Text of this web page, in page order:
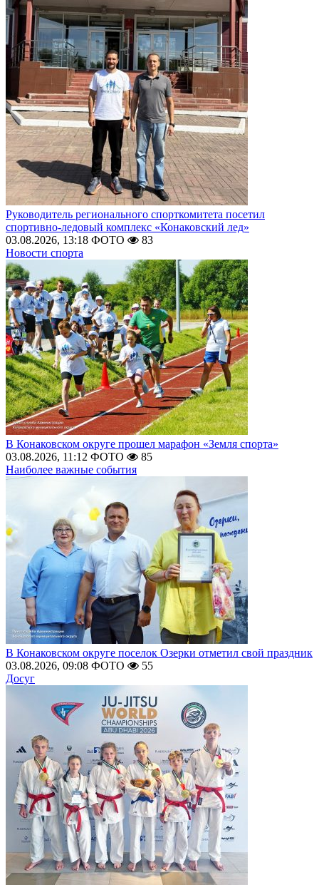
Руководитель регионального спорткомитета посетил
спортивно-ледовый комплекс «Конаковский лед»
03.08.2026, 13:18 ФОТО
83
Новости спорта
В Конаковском округе прошел марафон «Земля спорта»
03.08.2026, 11:12 ФОТО
85
Наиболее важные события
В Конаковском округе поселок Озерки отметил свой праздник
03.08.2026, 09:08 ФОТО
55
Досуг